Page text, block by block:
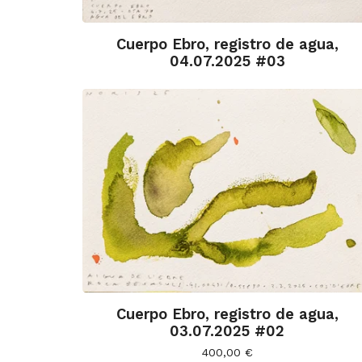
Cuerpo Ebro, registro de agua,
04.07.2025 #03
Cuerpo Ebro, registro de agua,
03.07.2025 #02
400,00 €